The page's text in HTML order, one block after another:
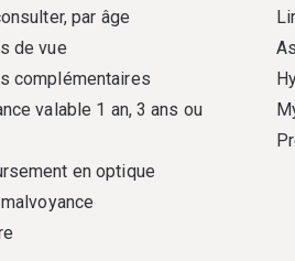
par âge
de vue
complémentaires
valable 1 an, 3 ans ou
en optique